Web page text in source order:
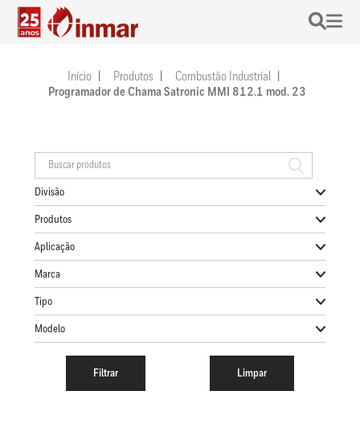
Início Produtos
Combustão Industrial
Programador de Chama Satronic MMI 812.1 mod. 23
Divisão
Produtos
Aplicação
Marca
Tipo
Modelo